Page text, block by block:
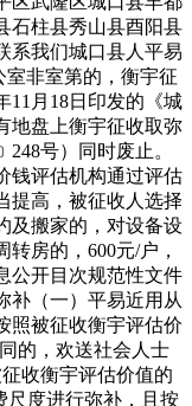
石柱县秀山县酉阳县
系我们城口县人平易
非室第的，衡宇征
11月18日印发的《城
地盘上衡宇征收取弥
号）同时废止。
钱评估机构通过评估
提高，被征收人选择
及搬家的，对设备设
房的，600元/户，
公开目次规范性文件
补（一）平易近用从
照被征收衡宇评估价
的，欢送社会人士
收衡宇评估价值的
尺度进行弥补，且按